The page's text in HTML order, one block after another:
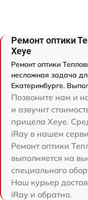
Ремонт оптики
Xeye
Ремонт оптики
несложная задача
Екатеринбурге.
Позвоните нам и
и озвучит
прицела Xeye.
iRay в нашем
Ремонт оптики
выполняется на
специального
Наш курьер
iRay и обратно.